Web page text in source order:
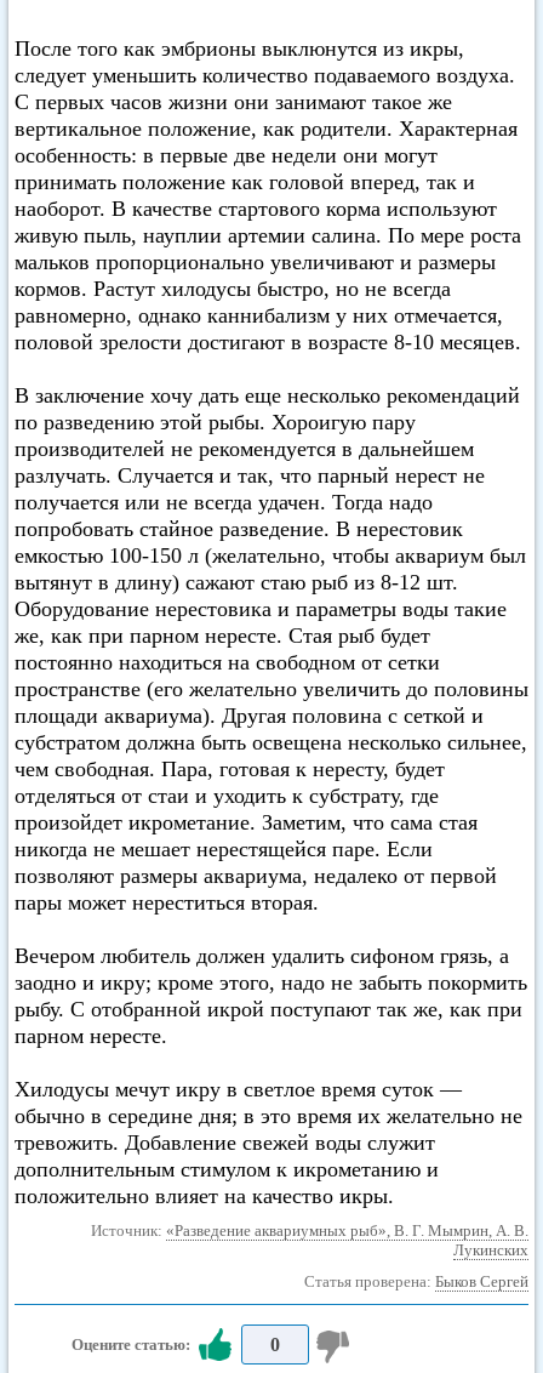
После того как эмбрионы выклюнутся из икры,
следует уменьшить количество подаваемого воздуха.
С первых часов жизни они занимают такое же
вертикальное положение, как родители. Характерная
особенность: в первые две недели они могут
принимать положение как головой вперед, так и
наоборот. В качестве стартового корма используют
живую пыль, науплии артемии салина. По мере роста
мальков пропорционально увеличивают и размеры
кормов. Растут хилодусы быстро, но не всегда
равномерно, однако каннибализм у них отмечается,
половой зрелости достигают в возрасте 8-10 месяцев.
В заключение хочу дать еще несколько рекомендаций
по разведению этой рыбы. Хороигую пару
производителей не рекомендуется в дальнейшем
разлучать. Случается и так, что парный нерест не
получается или не всегда удачен. Тогда надо
попробовать стайное разведение. В нерестовик
емкостью 100-150 л (желательно, чтобы аквариум был
вытянут в длину) сажают стаю рыб из 8-12 шт.
Оборудование нерестовика и параметры воды такие
же, как при парном нересте. Стая рыб будет
постоянно находиться на свободном от сетки
пространстве (его желательно увеличить до половины
площади аквариума). Другая половина с сеткой и
субстратом должна быть освещена несколько сильнее,
чем свободная. Пара, готовая к нересту, будет
отделяться от стаи и уходить к субстрату, где
произойдет икрометание. Заметим, что сама стая
никогда не мешает нерестящейся паре. Если
позволяют размеры аквариума, недалеко от первой
пары может нереститься вторая.
Вечером любитель должен удалить сифоном грязь, а
заодно и икру; кроме этого, надо не забыть покормить
рыбу. С отобранной икрой поступают так же, как при
парном нересте.
Хилодусы мечут икру в светлое время суток —
обычно в середине дня; в это время их желательно не
тревожить. Добавление свежей воды служит
дополнительным стимулом к икрометанию и
положительно влияет на качество икры.
Источник: «Разведение аквариумных рыб», В. Г. Мымрин, А. В.
Лукинских
Статья проверена: Быков Сергей
Оцените статью: 0